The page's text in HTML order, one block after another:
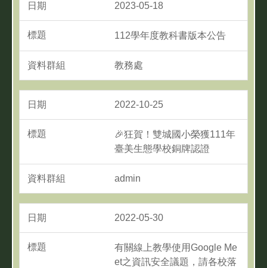
2023-05-18
112學年度教科書版本公告
教務處
2022-10-25
🎉狂賀！雙城國小榮獲111年
臺美生態學校銅牌認證
admin
2022-05-30
有關線上教學使用Google Me
et之資訊安全議題，請各校落